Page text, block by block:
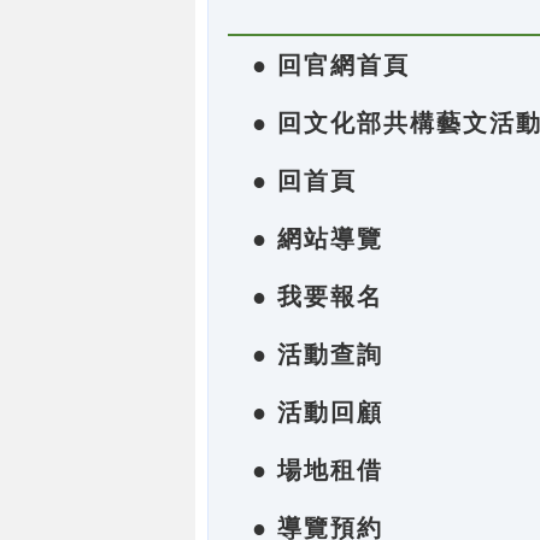
● 回官網首頁
● 回文化部共構藝文活
● 回首頁
● 網站導覽
● 我要報名
● 活動查詢
● 活動回顧
● 場地租借
● 導覽預約